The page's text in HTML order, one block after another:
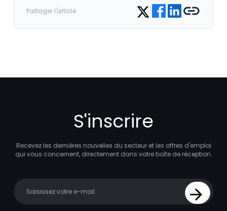
Partager l'article Share on Twitter
Share on Facebook
Share on LinkedIn
Copy link
S'inscrire
Recevez les dernières nouvelles du secteur et les offres d'emploi
qui vous concernent, directement dans votre boîte de réception.
Sign Up